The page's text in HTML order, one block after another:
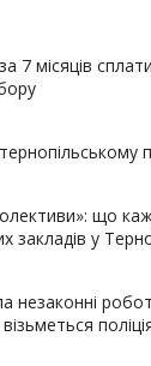
7 місяців
що
закладів у
незаконні